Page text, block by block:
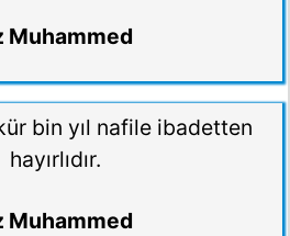
Muhammed
bin yıl nafile ibadetten
hayırlıdır.
Muhammed